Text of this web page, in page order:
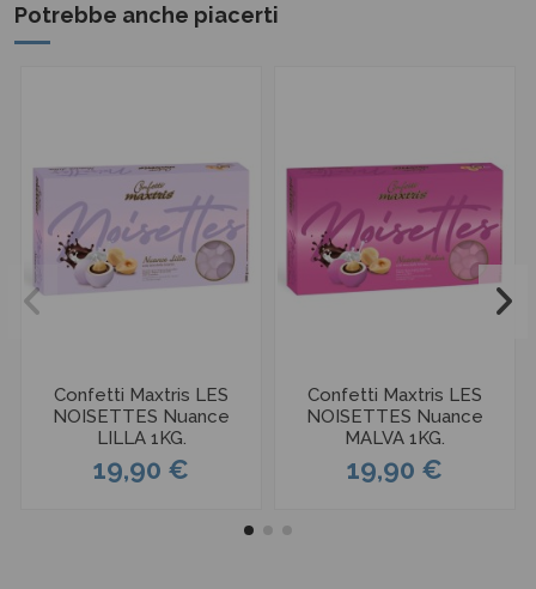
Potrebbe anche piacerti
Confetti Maxtris LES
NOISETTES Nuance
LILLA 1KG.
19,90 €
Confetti Maxtris LES
NOISETTES Nuance
MALVA 1KG.
19,90 €